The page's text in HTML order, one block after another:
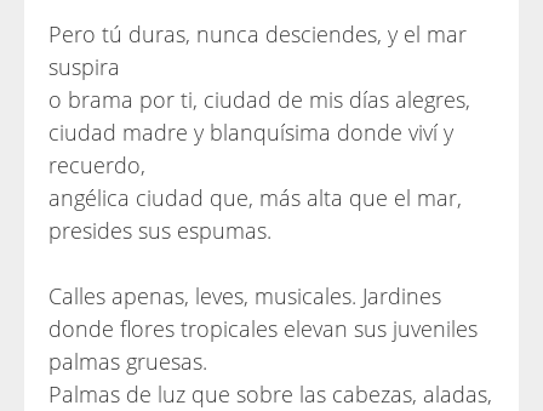
Pero tú duras, nunca desciendes, y el mar
suspira
o brama por ti, ciudad de mis días alegres,
ciudad madre y blanquísima donde viví y
recuerdo,
angélica ciudad que, más alta que el mar,
presides sus espumas.
Calles apenas, leves, musicales. Jardines
donde flores tropicales elevan sus juveniles
palmas gruesas.
Palmas de luz que sobre las cabezas, aladas,